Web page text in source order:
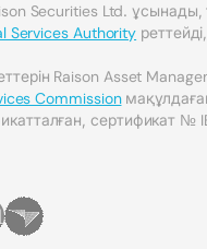
Securities Ltd. ұсынады,
Services Authority
Raison Asset
Commission
сертификат №